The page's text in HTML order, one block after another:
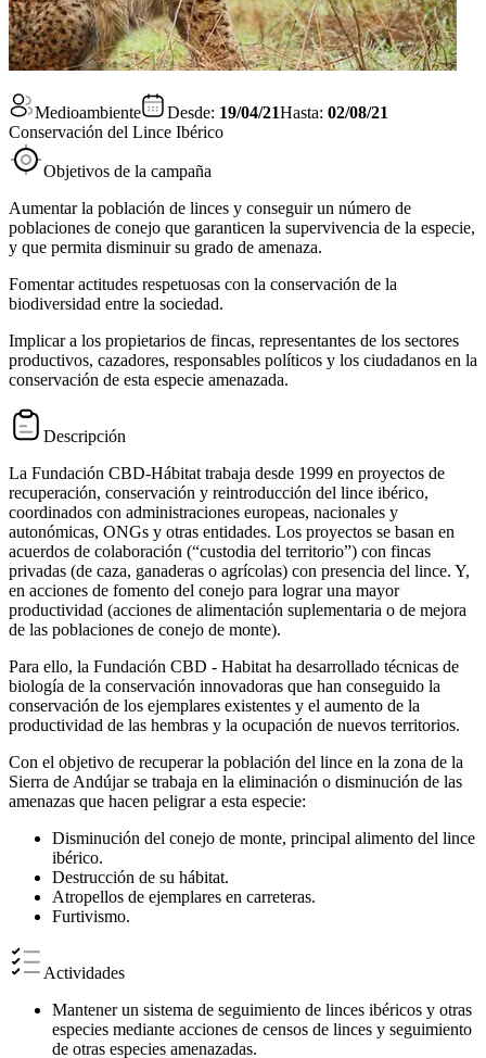
Medioambiente Desde: 19/04/21Hasta: 02/08/21
Conservación del Lince Ibérico
Objetivos de la campaña
Aumentar la población de linces y conseguir un número de
poblaciones de conejo que garanticen la supervivencia de la especie,
y que permita disminuir su grado de amenaza.
Fomentar actitudes respetuosas con la conservación de la
biodiversidad entre la sociedad.
Implicar a los propietarios de fincas, representantes de los sectores
productivos, cazadores, responsables políticos y los ciudadanos en la
conservación de esta especie amenazada.
Descripción
La Fundación CBD-Hábitat trabaja desde 1999 en proyectos de
recuperación, conservación y reintroducción del lince ibérico,
coordinados con administraciones europeas, nacionales y
autonómicas, ONGs y otras entidades. Los proyectos se basan en
acuerdos de colaboración (“custodia del territorio”) con fincas
privadas (de caza, ganaderas o agrícolas) con presencia del lince. Y,
en acciones de fomento del conejo para lograr una mayor
productividad (acciones de alimentación suplementaria o de mejora
de las poblaciones de conejo de monte).
Para ello, la Fundación CBD - Habitat ha desarrollado técnicas de
biología de la conservación innovadoras que han conseguido la
conservación de los ejemplares existentes y el aumento de la
productividad de las hembras y la ocupación de nuevos territorios.
Con el objetivo de recuperar la población del lince en la zona de la
Sierra de Andújar se trabaja en la eliminación o disminución de las
amenazas que hacen peligrar a esta especie:
Disminución del conejo de monte, principal alimento del lince
ibérico.
Destrucción de su hábitat.
Atropellos de ejemplares en carreteras.
Furtivismo.
Actividades
Mantener un sistema de seguimiento de linces ibéricos y otras
especies mediante acciones de censos de linces y seguimiento
de otras especies amenazadas.